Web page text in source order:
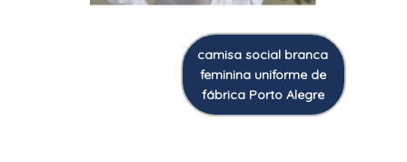
camisa social branca
feminina uniforme de
fábrica Porto Alegre